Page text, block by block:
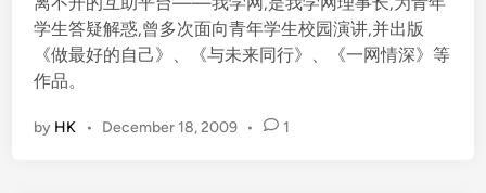
学生答疑解惑,曾多次面向青年学生校园演讲,并出版
《做最好的自己》、《与未来同行》、《一网情深》等
作品。
by HK • December 18, 2009 • 1